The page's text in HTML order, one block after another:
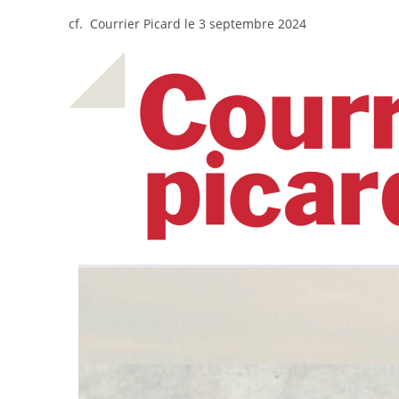
cf. Courrier Picard le 3 septembre 2024